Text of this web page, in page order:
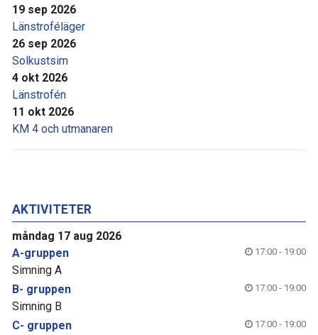
19 sep 2026
Länstroféläger
26 sep 2026
Solkustsim
4 okt 2026
Länstrofén
11 okt 2026
KM 4 och utmanaren
AKTIVITETER
måndag 17 aug 2026
A-gruppen
17:00 - 19:00
Simning A
B- gruppen
17:00 - 19:00
Simning B
C- gruppen
17:00 - 19:00